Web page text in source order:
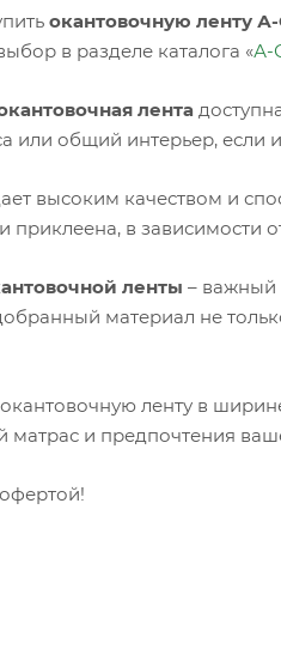
окантовочную ленту
в разделе каталога «А-
лента
или общий интерьер, если
высоким качеством и
приклеена, в зависимости
ленты – важный
материал не
ленту в
и предпочтения